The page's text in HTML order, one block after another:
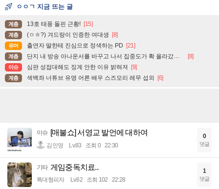
ㅇㅇㄱ 지금 뜨는 글
계층 13호 태풍 돌핀 근황! [15]
계층 (ㅇㅎ?) 겨드랑이 인증한 여대생 [8]
유머 출연자 딸한테 진심으로 정색하는 PD [21]
계층 단지 내 방송 아나운서를 바꾸고 나서 집중도가 확 올라갔다는 한 아파트의 안내방송 [8]
이슈 심판 성접대해도 징계 안한 이유 밝혀져 [9]
계층 섹백좌 너튜브 유명 어른 배우 스즈모리 레무 섭외 [6]
이슈 [매불쇼] 서영교 발언에 대하여
김인영 Lv.83 조회 0 22:30
0
댓글
기타 게임중독치료..
특대형피자 Lv.62 조회 102 22:28
1
댓글